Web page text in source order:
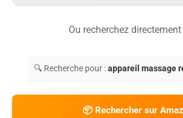
Ou recherchez directement
🔍 Recherche pour :appareil massage
📦 Rechercher sur